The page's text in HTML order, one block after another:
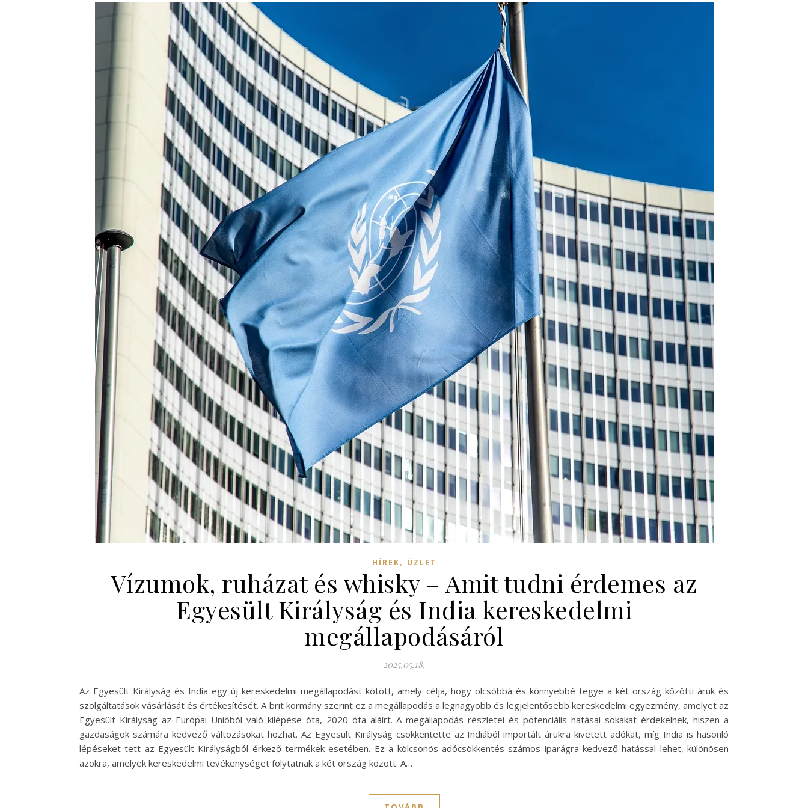
HÍREK, ÜZLET
Vízumok, ruházat és whisky – Amit tudni érdemes az
Egyesült Királyság és India kereskedelmi
megállapodásáról
2025.05.18.
Az Egyesült Királyság és India egy új kereskedelmi megállapodást kötött, amely célja, hogy olcsóbbá és könnyebbé tegye a két ország közötti áruk és
szolgáltatások vásárlását és értékesítését. A brit kormány szerint ez a megállapodás a legnagyobb és legjelentősebb kereskedelmi egyezmény, amelyet az
Egyesült Királyság az Európai Unióból való kilépése óta, 2020 óta aláírt. A megállapodás részletei és potenciális hatásai sokakat érdekelnek, hiszen a
gazdaságok számára kedvező változásokat hozhat. Az Egyesült Királyság csökkentette az Indiából importált árukra kivetett adókat, míg India is hasonló
lépéseket tett az Egyesült Királyságból érkező termékek esetében. Ez a kölcsönös adócsökkentés számos iparágra kedvező hatással lehet, különösen
azokra, amelyek kereskedelmi tevékenységet folytatnak a két ország között. A…